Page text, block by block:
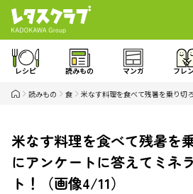
レシピ 読みもの マンガ フレ
読みもの 食 米なす料理を食べて残暑を乗り切
米なす料理を食べて残暑を
にアンケートに答えてミネ
ト！（画像4/11）